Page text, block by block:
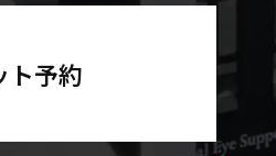
ト予約